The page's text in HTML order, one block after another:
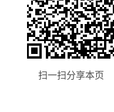
扫一扫分享本页